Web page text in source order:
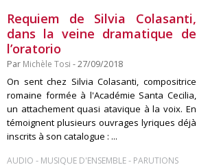
Requiem de Silvia Colasanti,
dans la veine dramatique de
l’oratorio
Par Michèle Tosi - 27/09/2018
On sent chez Silvia Colasanti, compositrice
romaine formée à l'Académie Santa Cecilia,
un attachement quasi atavique à la voix. En
témoignent plusieurs ouvrages lyriques déjà
inscrits à son catalogue : ...
AUDIO - MUSIQUE D'ENSEMBLE- PARUTIONS